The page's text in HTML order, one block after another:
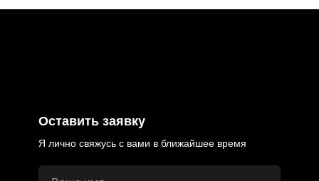
Оставить заявку
Я лично свяжусь с вами в ближайшее время